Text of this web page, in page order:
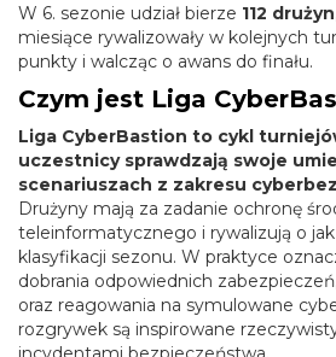
W 6. sezonie udział bierze 112 drużyn
miesiące rywalizowały w kolejnych
punkty i walcząc o awans do finału.
Czym jest Liga
Liga CyberBastion to cykl
uczestnicy sprawdzają swoje
scenariuszach z zakresu
Drużyny mają za zadanie ochronę
teleinformatycznego i rywalizują o
klasyfikacji sezonu. W praktyce
dobrania odpowiednich
oraz reagowania na symulowane
rozgrywek są inspirowane